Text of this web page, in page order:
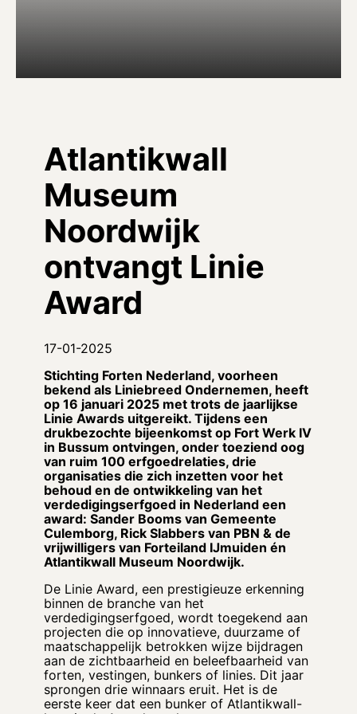
Atlantikwall
Museum
Noordwijk
ontvangt Linie
Award
17-01-2025
Stichting Forten Nederland, voorheen
bekend als Liniebreed Ondernemen, heeft
op 16 januari 2025 met trots de jaarlijkse
Linie Awards uitgereikt. Tijdens een
drukbezochte bijeenkomst op Fort Werk IV
in Bussum ontvingen, onder toeziend oog
van ruim 100 erfgoedrelaties, drie
organisaties die zich inzetten voor het
behoud en de ontwikkeling van het
verdedigingserfgoed in Nederland een
award: Sander Booms van Gemeente
Culemborg, Rick Slabbers van PBN & de
vrijwilligers van Forteiland IJmuiden én
Atlantikwall Museum Noordwijk.
De Linie Award, een prestigieuze erkenning
binnen de branche van het
verdedigingserfgoed, wordt toegekend aan
projecten die op innovatieve, duurzame of
maatschappelijk betrokken wijze bijdragen
aan de zichtbaarheid en beleefbaarheid van
forten, vestingen, bunkers of linies. Dit jaar
sprongen drie winnaars eruit. Het is de
eerste keer dat een bunker of Atlantikwall-